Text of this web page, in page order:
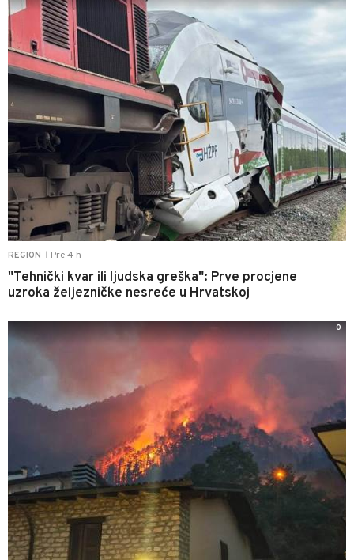
REGION Pre 4 h
"Tehnički kvar ili ljudska greška": Prve procjene
uzroka željezničke nesreće u Hrvatskoj
0